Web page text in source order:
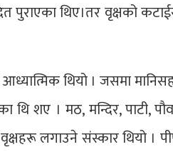
पुराएका थिए।तर वृक्षको
थियो । जसमा
शए । मठ, मन्दिर, पाटी,
वृक्षहरू लगाउने संस्कार थियो ।